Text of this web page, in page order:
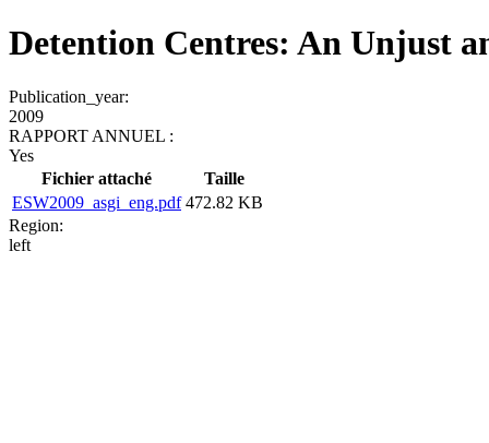
Detention Centres: An Unjust
Publication_year:
2009
RAPPORT ANNUEL :
Yes
Fichier attaché
Taille
ESW2009_asgi_eng.pdf 472.82 KB
Region:
left